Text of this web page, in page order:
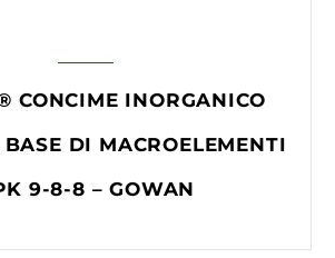
CONCIME INORGANICO
DI MACROELEMENTI
9-8-8 – GOWAN